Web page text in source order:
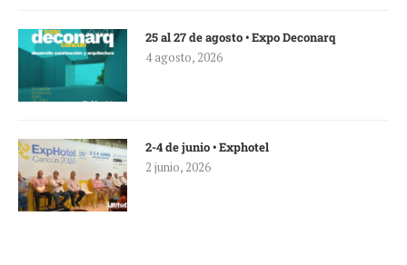
25 al 27 de agosto • Expo Deconarq
4 agosto, 2026
2-4 de junio • Exphotel
2 junio, 2026